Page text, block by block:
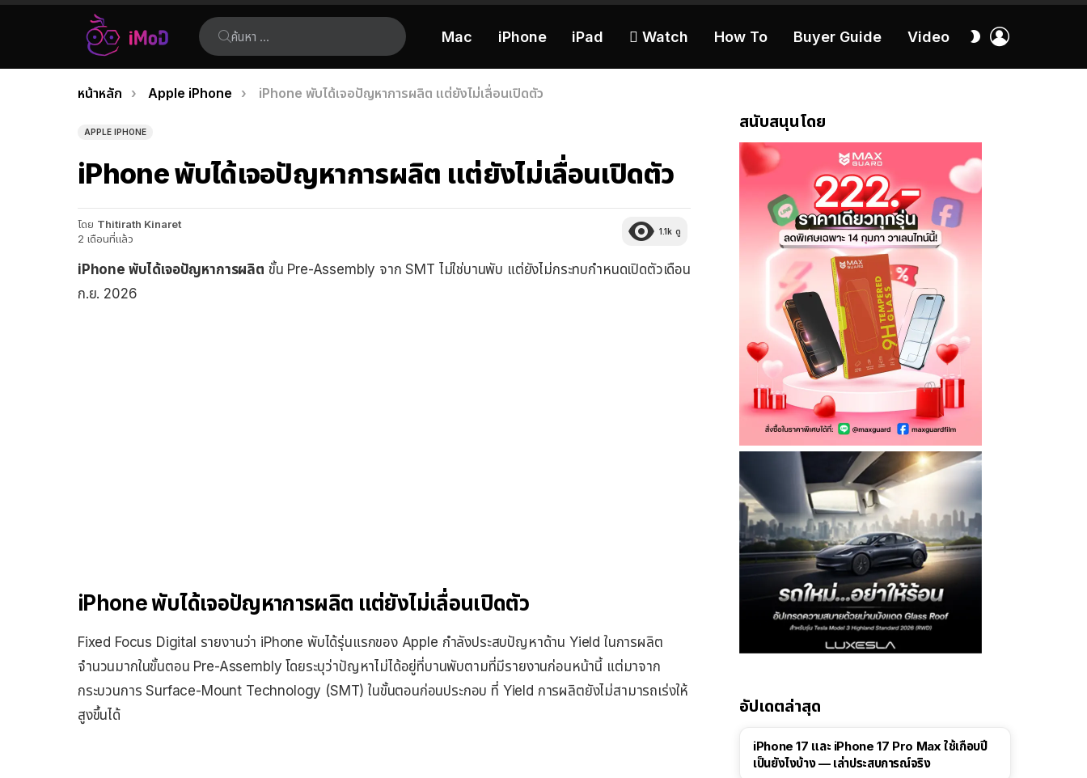
ค้นหา:
Mac iPhone iPad  Watch How To Buyer Guide Video
สลับ
เรื่อง
ล่าสุด
คุณอยู่ที่นี่:
หน้าหลัก Apple iPhone iPhone พับได้เจอปัญหาการผลิต แต่ยังไม่เลื่อนเปิดตัว
APPLE IPHONE
iPhone พับได้เจอปัญหาการผลิต แต่ยังไม่เลื่อนเปิดตัว
โดย Thitirath Kinaret
2 เดือนที่แล้ว
1.1k ดู
iPhone พับได้เจอปัญหาการผลิต ขั้น Pre-Assembly จาก SMT ไม่ใช่บานพับ แต่ยังไม่กระทบกำหนดเปิดตัวเดือน
ก.ย. 2026
iPhone พับได้เจอปัญหาการผลิต แต่ยังไม่เลื่อนเปิดตัว
Fixed Focus Digital รายงานว่า iPhone พับได้รุ่นแรกของ Apple กำลังประสบปัญหาด้าน Yield ในการผลิต
จำนวนมากในขั้นตอน Pre-Assembly โดยระบุว่าปัญหาไม่ได้อยู่ที่บานพับตามที่มีรายงานก่อนหน้านี้ แต่มาจาก
กระบวนการ Surface-Mount Technology (SMT) ในขั้นตอนก่อนประกอบ ที่ Yield การผลิตยังไม่สามารถเร่งให้
สูงขึ้นได้
สนับสนุนโดย
อัปเดตล่าสุด
41:47
iPhone 17 และ iPhone 17 Pro Max ใช้เกือบปี
เป็นยังไงบ้าง — เล่าประสบการณ์จริง